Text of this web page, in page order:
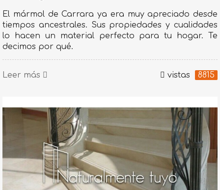
El mármol de Carrara ya era muy apreciado desde
tiempos ancestrales. Sus propiedades y cualidades
lo hacen un material perfecto para tu hogar. Te
decimos por qué.
Leer más vistas 8815